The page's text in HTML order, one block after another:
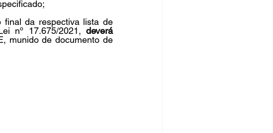
final da respectiva lista de
nº 17.675/2021, deverá
munido de documento de